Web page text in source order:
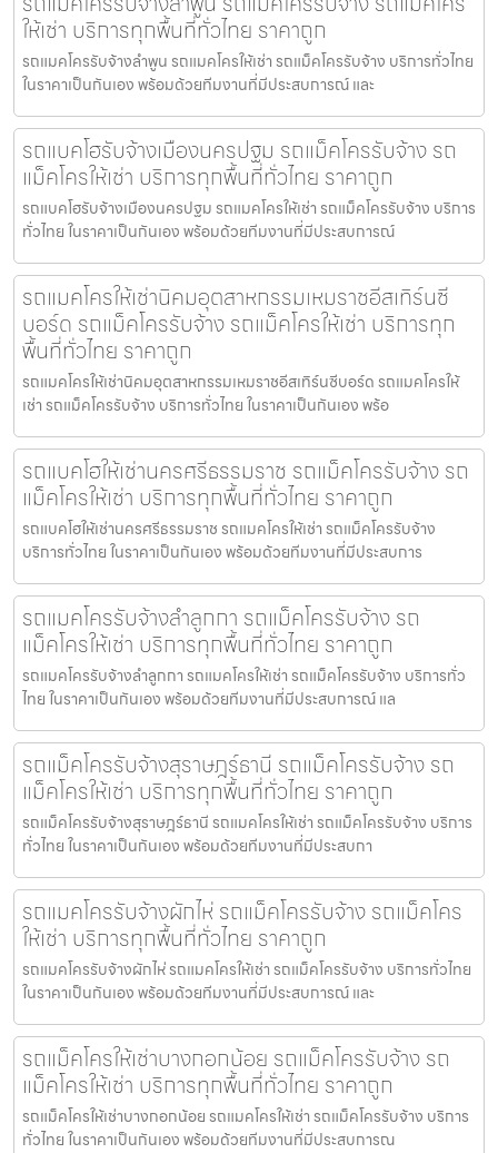
ให้เช่า บริการทุกพื้นที่ทั่วไทย ราคาถูก
รถแมคโครรับจ้างลำพูน รถแมคโครให้เช่า รถแม็คโครรับจ้าง บริการทั่วไทย
ในราคาเป็นกันเอง พร้อมด้วยทีมงานที่มีประสบการณ์ และ
รถแบคโฮรับจ้างเมืองนครปฐม รถแม็คโครรับจ้าง รถ
แม็คโครให้เช่า บริการทุกพื้นที่ทั่วไทย ราคาถูก
รถแบคโฮรับจ้างเมืองนครปฐม รถแมคโครให้เช่า รถแม็คโครรับจ้าง บริการ
ทั่วไทย ในราคาเป็นกันเอง พร้อมด้วยทีมงานที่มีประสบการณ์
รถแมคโครให้เช่านิคมอุตสาหกรรมเหมราชอีสเทิร์นซี
บอร์ด รถแม็คโครรับจ้าง รถแม็คโครให้เช่า บริการทุก
พื้นที่ทั่วไทย ราคาถูก
รถแมคโครให้เช่านิคมอุตสาหกรรมเหมราชอีสเทิร์นซีบอร์ด รถแมคโครให้
เช่า รถแม็คโครรับจ้าง บริการทั่วไทย ในราคาเป็นกันเอง พร้อ
รถแบคโฮให้เช่านครศรีธรรมราช รถแม็คโครรับจ้าง รถ
แม็คโครให้เช่า บริการทุกพื้นที่ทั่วไทย ราคาถูก
รถแบคโฮให้เช่านครศรีธรรมราช รถแมคโครให้เช่า รถแม็คโครรับจ้าง
บริการทั่วไทย ในราคาเป็นกันเอง พร้อมด้วยทีมงานที่มีประสบการ
รถแมคโครรับจ้างลำลูกกา รถแม็คโครรับจ้าง รถ
แม็คโครให้เช่า บริการทุกพื้นที่ทั่วไทย ราคาถูก
รถแมคโครรับจ้างลำลูกกา รถแมคโครให้เช่า รถแม็คโครรับจ้าง บริการทั่ว
ไทย ในราคาเป็นกันเอง พร้อมด้วยทีมงานที่มีประสบการณ์ แล
รถแม็คโครรับจ้างสุราษฎร์ธานี รถแม็คโครรับจ้าง รถ
แม็คโครให้เช่า บริการทุกพื้นที่ทั่วไทย ราคาถูก
รถแม็คโครรับจ้างสุราษฎร์ธานี รถแมคโครให้เช่า รถแม็คโครรับจ้าง บริการ
ทั่วไทย ในราคาเป็นกันเอง พร้อมด้วยทีมงานที่มีประสบกา
รถแมคโครรับจ้างผักไห่ รถแม็คโครรับจ้าง รถแม็คโคร
ให้เช่า บริการทุกพื้นที่ทั่วไทย ราคาถูก
รถแมคโครรับจ้างผักไห่ รถแมคโครให้เช่า รถแม็คโครรับจ้าง บริการทั่วไทย
ในราคาเป็นกันเอง พร้อมด้วยทีมงานที่มีประสบการณ์ และ
รถแม็คโครให้เช่าบางกอกน้อย รถแม็คโครรับจ้าง รถ
แม็คโครให้เช่า บริการทุกพื้นที่ทั่วไทย ราคาถูก
รถแม็คโครให้เช่าบางกอกน้อย รถแมคโครให้เช่า รถแม็คโครรับจ้าง บริการ
ทั่วไทย ในราคาเป็นกันเอง พร้อมด้วยทีมงานที่มีประสบการณ